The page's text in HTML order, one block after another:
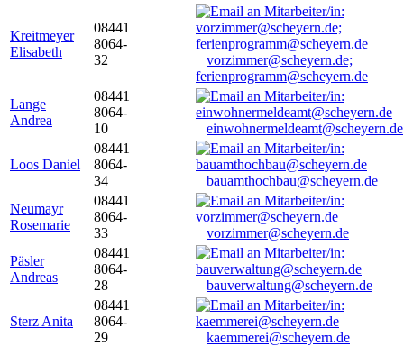
Kreitmeyer
Elisabeth
08441
8064-
32
vorzimmer@scheyern.de;
ferienprogramm@scheyern.de
Lange
Andrea
08441
8064-
10
einwohnermeldeamt@scheyern.de
Loos Daniel
08441
8064-
34
bauamthochbau@scheyern.de
Neumayr
Rosemarie
08441
8064-
33
vorzimmer@scheyern.de
Päsler
Andreas
08441
8064-
28
bauverwaltung@scheyern.de
Sterz Anita
08441
8064-
29
kaemmerei@scheyern.de